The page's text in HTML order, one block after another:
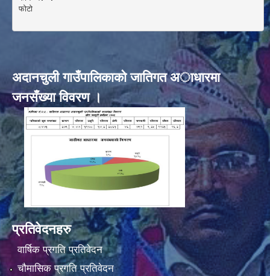
फोटो
अदानचुली गाउँपालिकाकाे जातिगत अाधारमा
जनसँख्या विवरण ।
प्रतिवेदनहरु
वार्षिक प्रगति प्रतिवेदन
चौमासिक प्रगति प्रतिवेदन